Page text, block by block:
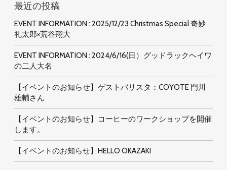
最近の投稿
EVENT INFORMATION : 2025/12/23 Christmas Special 奇妙
礼太郎×荒谷翔大
EVENT INFORMATION : 2024/6/16(日）グッドラックヘイワ
の二人大名
【イベントのお知らせ】ゲストバリスタ：COYOTE 門川
雄輔さん
【イベントのお知らせ】コーヒーのワークショップを開催
します。
【イベントのお知らせ】HELLO OKAZAKI